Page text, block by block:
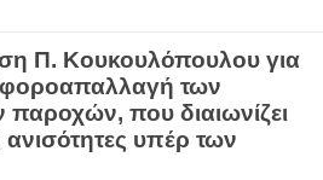
Π. Κουκουλόπουλου για
των
που διαιωνίζει
ανισότητες υπέρ των